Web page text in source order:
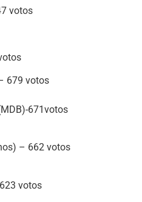
votos
679 votos
671votos
– 662 votos
votos